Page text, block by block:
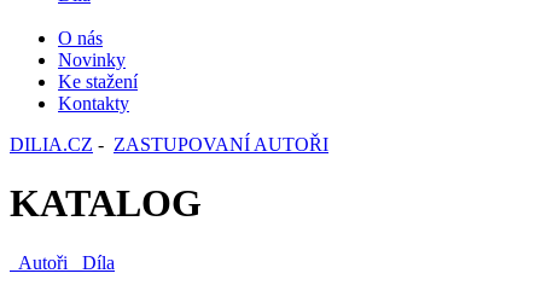
O nás
Novinky
Ke stažení
Kontakty
DILIA.CZ - ZASTUPOVANÍ AUTOŘI
KATALOG
Autoři
Díla